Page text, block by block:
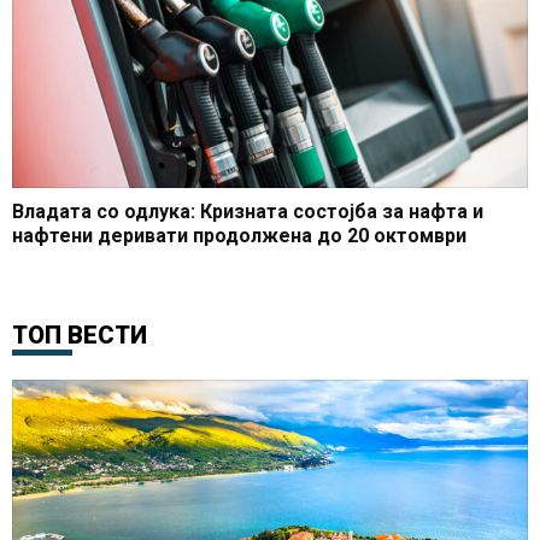
Владата со одлука: Кризната состојба за нафта и
нафтени деривати продолжена до 20 октомври
ТОП ВЕСТИ